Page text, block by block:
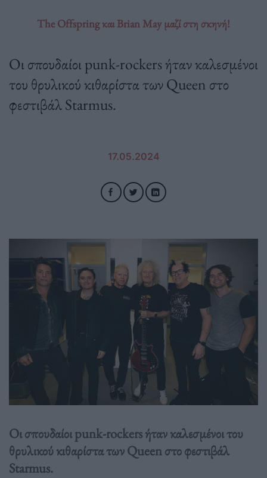
The Offspring και Brian May μαζί στη σκηνή!
Οι σπουδαίοι punk-rockers ήταν καλεσμένοι
του θρυλικού κιθαρίστα των Queen στο
φεστιβάλ Starmus.
17.05.2024
Οι σπουδαίοι punk-rockers ήταν καλεσμένοι του
θρυλικού κιθαρίστα των Queen στο φεστιβάλ
Starmus.